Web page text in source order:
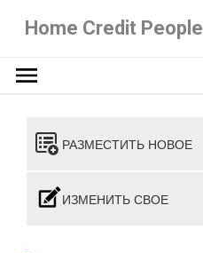
Home Credit People
РАЗМЕСТИТЬ НОВОЕ
ИЗМЕНИТЬ СВОЕ